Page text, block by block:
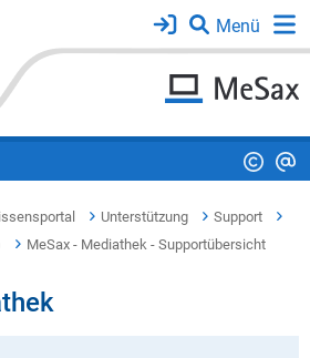
Unterstützung
Support
MeSax - Mediathek - Supportübersicht